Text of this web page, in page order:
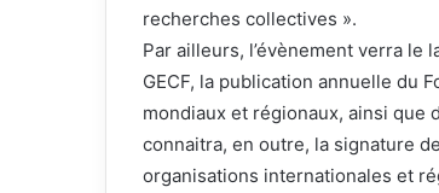
recherches collectives ».
Par ailleurs, l’évènement verra le
GECF, la publication annuelle du
mondiaux et régionaux, ainsi que
connaitra, en outre, la signature
organisations internationales et